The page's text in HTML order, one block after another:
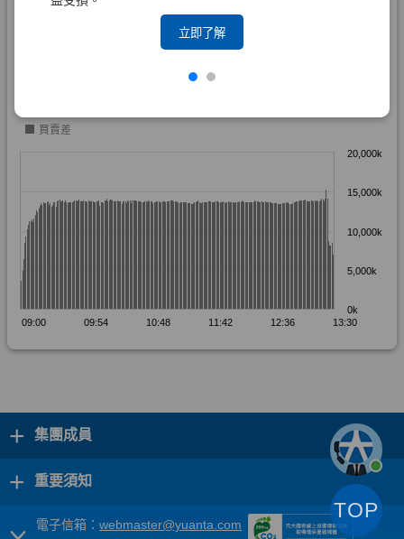
立即了解
+ 集團成員
+ 重要須知
電子信箱： webmaster@yuanta.com
TOP